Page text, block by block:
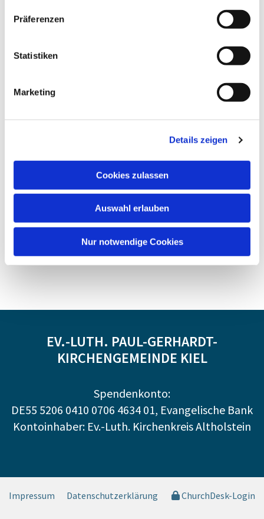
Präferenzen
Statistiken
Marketing
Details zeigen
Cookies zulassen
Auswahl erlauben
Nur notwendige Cookies
Heino Pietschmann
EV.-LUTH. PAUL-GERHARDT-
KIRCHENGEMEINDE KIEL
Spendenkonto:
DE55 5206 0410 0706 4634 01, Evangelische Bank
Kontoinhaber: Ev.-Luth. Kirchenkreis Altholstein
Impressum Datenschutzerklärung ChurchDesk-Login